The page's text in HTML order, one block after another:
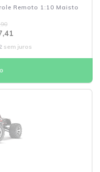
Remoto 1:10 Maisto
sem juros